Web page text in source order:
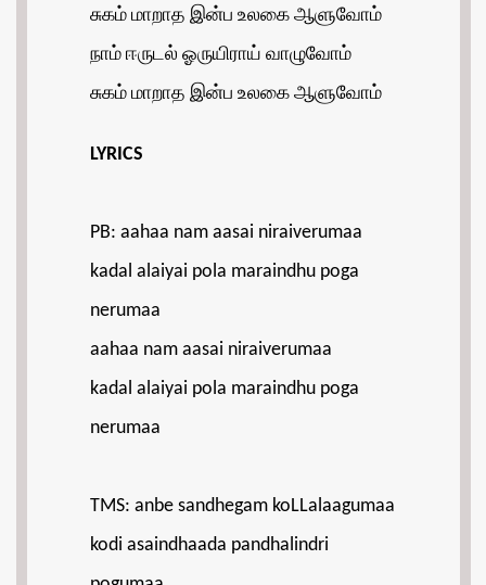
சுகம் மாறாத இன்ப உலகை ஆளுவோம்
நாம் ஈருடல் ஓருயிராய் வாழுவோம்
சுகம் மாறாத இன்ப உலகை ஆளுவோம்
LYRICS
PB: aahaa nam aasai niraiverumaa
kadal alaiyai pola maraindhu poga
nerumaa
aahaa nam aasai niraiverumaa
kadal alaiyai pola maraindhu poga
nerumaa
TMS: anbe sandhegam koLLalaagumaa
kodi asaindhaada pandhalindri